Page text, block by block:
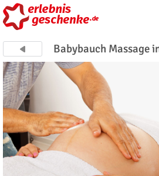
Babybauch Massage